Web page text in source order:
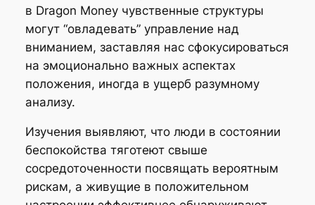
в Dragon Money чувственные структуры
могут “овладевать” управление над
вниманием, заставляя нас сфокусироваться
на эмоционально важных аспектах
положения, иногда в ущерб разумному
анализу.
Изучения выявляют, что люди в состоянии
беспокойства тяготеют свыше
сосредоточенности посвящать вероятным
рискам, а живущие в положительном